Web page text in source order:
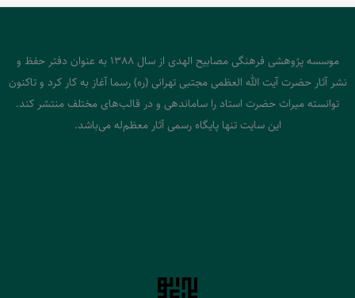
موسسه پژوهشی فرهنگی مصابیح الهدی از سال 1388 به عنوان دفتر حفظ و
نشر آثار حضرت آیت الله العظمی مجتبی تهرانی (ره) رسما آغاز به کار کرد و تاکنون
توانسته میراث حضرت استاد را ساماندهی و در قالب‌های مختلف منتشر کند.
این سایت تنها پایگاه رسمی آثار معظم‌له می‌باشد.